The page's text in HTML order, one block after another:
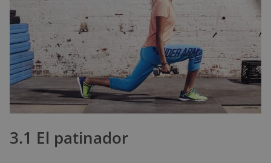
3.1 El patinador